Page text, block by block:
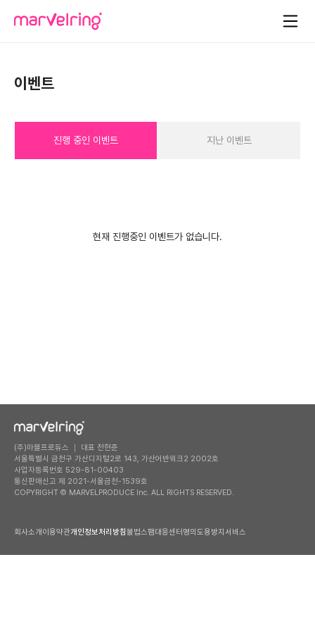
이벤트
진행 중인 이벤트 지난 이벤트
현재 진행중인 이벤트가 없습니다.
(주)마블프로듀스 ｜ 대표 전현준
서울특별시 금천구 가산디지털2로 143, 가산어반워크2 2002호
사업자등록번호 529-81-00403
통신판매신고 제 2021-서울금천-1539호
COPYRIGHT © MARVELPRODUCE Inc. ALL RIGHTS RESERVED.
회사소개 이용약관개인정보처리방침불법스팸대응센터 명의도용방지서비스